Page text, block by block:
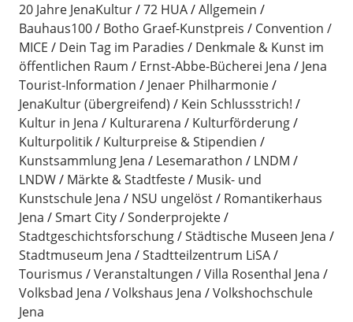
20 Jahre JenaKultur 72 HUA
Allgemein
Bauhaus100
Botho Graef-Kunstpreis
Convention /
MICE
Dein Tag im Paradies
Denkmale & Kunst im
öffentlichen Raum
Ernst-Abbe-Bücherei Jena
Jena
Tourist-Information
Jenaer Philharmonie
JenaKultur (übergreifend)
Kein Schlussstrich!
Kultur in Jena
Kulturarena
Kulturförderung
Kulturpolitik
Kulturpreise & Stipendien
Kunstsammlung Jena
Lesemarathon
LNDM
LNDW
Märkte & Stadtfeste
Musik- und
Kunstschule Jena
NSU ungelöst
Romantikerhaus
Jena
Smart City
Sonderprojekte
Stadtgeschichtsforschung
Städtische Museen Jena
Stadtmuseum Jena
Stadtteilzentrum LiSA
Tourismus
Veranstaltungen
Villa Rosenthal Jena
Volksbad Jena
Volkshaus Jena
Volkshochschule
Jena